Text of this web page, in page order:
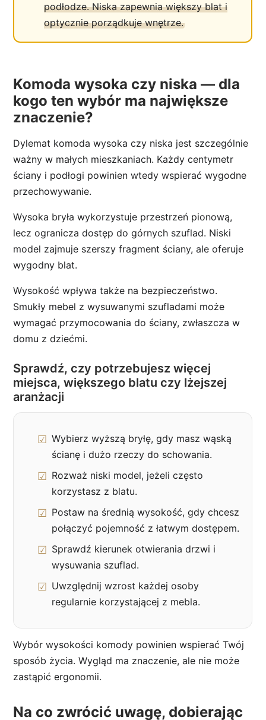
podłodze. Niska zapewnia większy blat i
optycznie porządkuje wnętrze.
Komoda wysoka czy niska — dla
kogo ten wybór ma największe
znaczenie?
Dylemat komoda wysoka czy niska jest szczególnie
ważny w małych mieszkaniach. Każdy centymetr
ściany i podłogi powinien wtedy wspierać wygodne
przechowywanie.
Wysoka bryła wykorzystuje przestrzeń pionową,
lecz ogranicza dostęp do górnych szuflad. Niski
model zajmuje szerszy fragment ściany, ale oferuje
wygodny blat.
Wysokość wpływa także na bezpieczeństwo.
Smukły mebel z wysuwanymi szufladami może
wymagać przymocowania do ściany, zwłaszcza w
domu z dziećmi.
Sprawdź, czy potrzebujesz więcej
miejsca, większego blatu czy lżejszej
aranżacji
Wybierz wyższą bryłę, gdy masz wąską
ścianę i dużo rzeczy do schowania.
Rozważ niski model, jeżeli często
korzystasz z blatu.
Postaw na średnią wysokość, gdy chcesz
połączyć pojemność z łatwym dostępem.
Sprawdź kierunek otwierania drzwi i
wysuwania szuflad.
Uwzględnij wzrost każdej osoby
regularnie korzystającej z mebla.
Wybór wysokości komody powinien wspierać Twój
sposób życia. Wygląd ma znaczenie, ale nie może
zastąpić ergonomii.
Na co zwrócić uwagę, dobierając